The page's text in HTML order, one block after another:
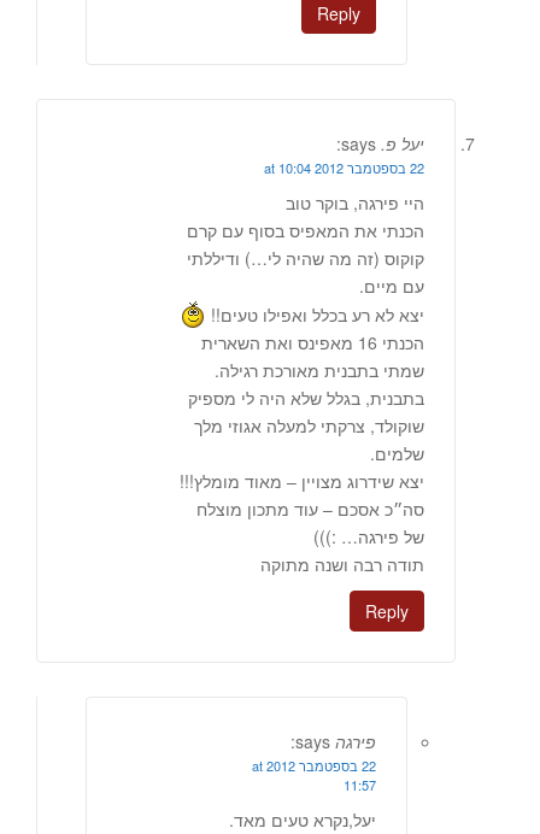
Reply
יעל פ. says:
22 בספטמבר 2012 at 10:04
היי פירגה, בוקר טוב
הכנתי את המאפיס בסוף עם קרם
קוקוס (זה מה שהיה לי…) ודיללתי
עם מיים.
יצא לא רע בכלל ואפילו טעים!!
הכנתי 16 מאפינס ואת השארית
שמתי בתבנית מאורכת רגילה.
בתבנית, בגלל שלא היה לי מספיק
שוקולד, צרקתי למעלה אגוזי מלך
שלמים.
יצא שידרוג מצויין – מאוד מומלץ!!!
סה״כ אסכם – עוד מתכון מוצלח
של פירגה… :)))
תודה רבה ושנה מתוקה
Reply
פירגה says:
22 בספטמבר 2012 at
11:57
יעל,נקרא טעים מאד.